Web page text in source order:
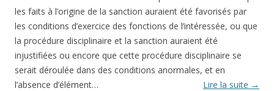
les faits à l’origine de la sanction auraient été favorisés par
les conditions d’exercice des fonctions de l’intéressée, ou que
la procédure disciplinaire et la sanction auraient été
injustifiées ou encore que cette procédure disciplinaire se
serait déroulée dans des conditions anormales, et en
l’absence d’élément…
Lire la suite →